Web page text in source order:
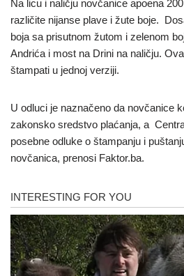
Na licu i naličju novčanice apoena
različite nijanse plave i žute boje.
boja sa prisutnom žutom i zelenom
Andrića i most na Drini na naličju.
štampati u jednoj verziji.
U odluci je naznačeno da novčanice
zakonsko sredstvo plaćanja, a
posebne odluke o štampanju i
novčanica, prenosi Faktor.ba.